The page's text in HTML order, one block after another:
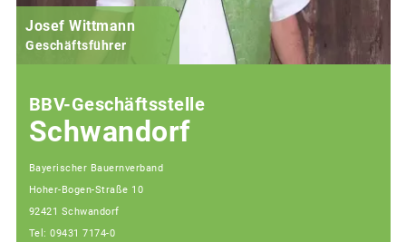
Josef Wittmann
Geschäftsführer
BBV-Geschäftsstelle
Schwandorf
Bayerischer Bauernverband
Hoher-Bogen-Straße 10
92421 Schwandorf
Tel: 09431 7174-0